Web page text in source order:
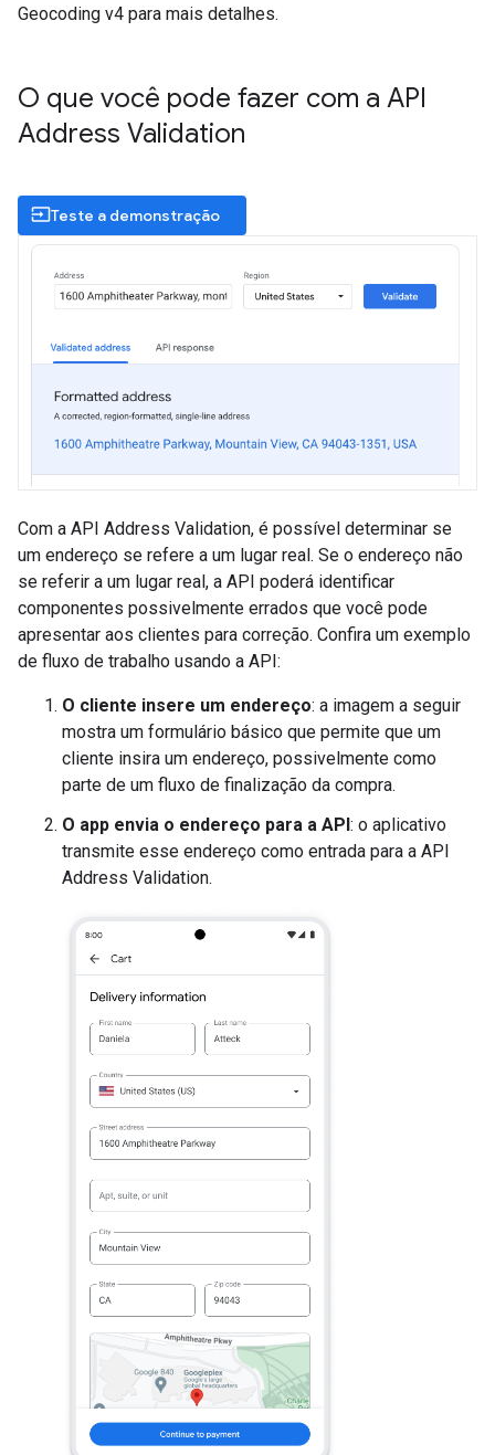
Geocoding v4 para mais detalhes.
O que você pode fazer com a API
Address Validation
inputTeste a demonstração
Com a API Address Validation, é possível determinar se
um endereço se refere a um lugar real. Se o endereço não
se referir a um lugar real, a API poderá identificar
componentes possivelmente errados que você pode
apresentar aos clientes para correção. Confira um exemplo
de fluxo de trabalho usando a API:
O cliente insere um endereço: a imagem a seguir
mostra um formulário básico que permite que um
cliente insira um endereço, possivelmente como
parte de um fluxo de finalização da compra.
O app envia o endereço para a API : o aplicativo
transmite esse endereço como entrada para a API
Address Validation.